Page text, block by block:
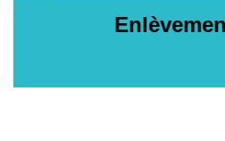
Enlèvement